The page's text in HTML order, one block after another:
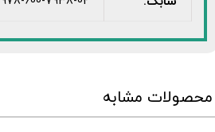
محصولات مشابه